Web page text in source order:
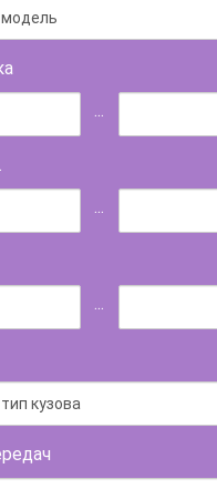
...
...
...